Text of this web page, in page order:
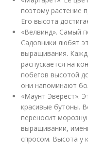
поэтому растение
Его высота
«Велвинд». Самый
Садовники любят
выращивания.
распускается на
побегов высотой
они напоминают
«Маунт Эверест».
красивые бутоны.
переносит
выращивании,
спросом. Высота у